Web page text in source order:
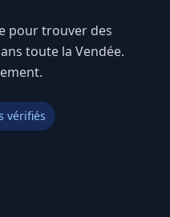
pour trouver des
toute la Vendée.
vérifiés